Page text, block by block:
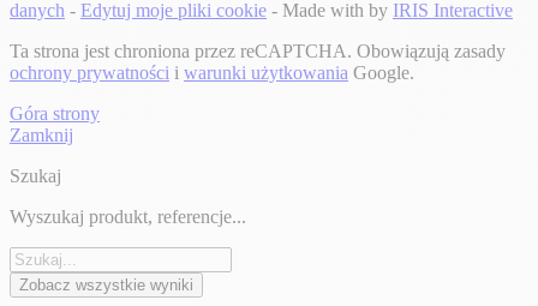
danych - Edytuj moje pliki cookie - Made with by IRIS Interactive
Ta strona jest chroniona przez reCAPTCHA. Obowiązują zasady
ochrony prywatności i warunki użytkowania Google.
Góra strony
Zamknij
Szukaj
Wyszukaj produkt, referencje...
Zobacz wszystkie wyniki